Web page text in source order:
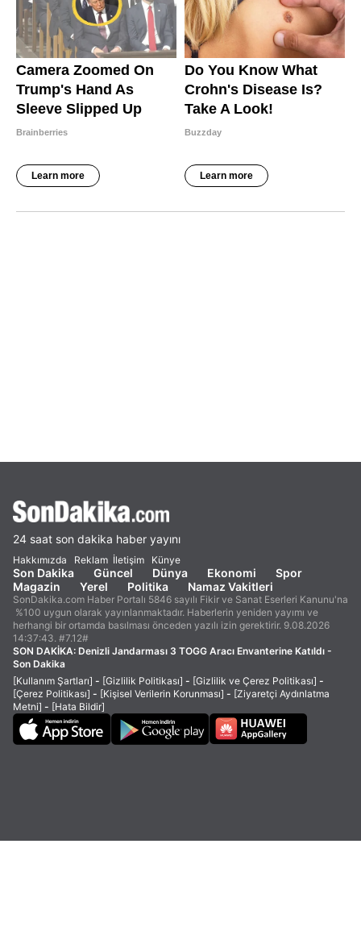
24 saat son dakika haber yayını
Hakkımızda Reklam İletişim Künye
Son Dakika Güncel Dünya Ekonomi
Spor
Magazin
Yerel Politika Namaz Vakitleri
SonDakika.com Haber Portalı 5846 sayılı Fikir ve Sanat Eserleri Kanunu'na
%100 uygun olarak yayınlanmaktadır. Haberlerin yeniden yayımı ve
herhangi bir ortamda basılması önceden yazılı izin gerektirir. 9.08.2026
14:37:43. #7.12#
SON DAKİKA: Denizli Jandarması 3 TOGG Aracı Envanterine Katıldı -
Son Dakika
[Kullanım Şartları] - [Gizlilik Politikası] - [Gizlilik ve Çerez Politikası] -
[Çerez Politikası] - [Kişisel Verilerin Korunması] - [Ziyaretçi Aydınlatma
Metni] - [Hata Bildir]